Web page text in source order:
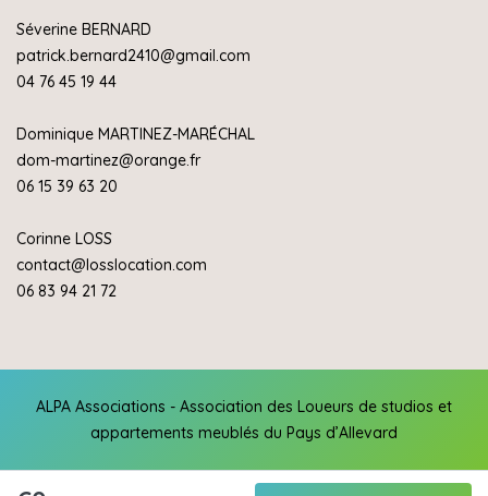
Séverine BERNARD
patrick.bernard2410@gmail.com
04 76 45 19 44
Dominique MARTINEZ-MARÉCHAL
dom-martinez@orange.fr
06 15 39 63 20
Corinne LOSS
contact@losslocation.com
06 83 94 21 72
ALPA Associations - Association des Loueurs de studios et
appartements meublés du Pays d’Allevard